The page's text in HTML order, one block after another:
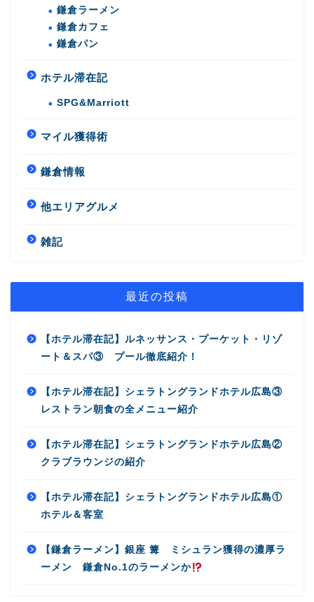
鎌倉ラーメン
鎌倉カフェ
鎌倉パン
ホテル滞在記
SPG&Marriott
マイル獲得術
鎌倉情報
他エリアグルメ
雑記
最近の投稿
【ホテル滞在記】ルネッサンス・プーケット・リゾ
ート＆スパ③ プール徹底紹介！
【ホテル滞在記】シェラトングランドホテル広島③
レストラン朝食の全メニュー紹介
【ホテル滞在記】シェラトングランドホテル広島②
クラブラウンジの紹介
【ホテル滞在記】シェラトングランドホテル広島①
ホテル＆客室
【鎌倉ラーメン】銀座 篝 ミシュラン獲得の濃厚ラ
ーメン 鎌倉No.1のラーメンか